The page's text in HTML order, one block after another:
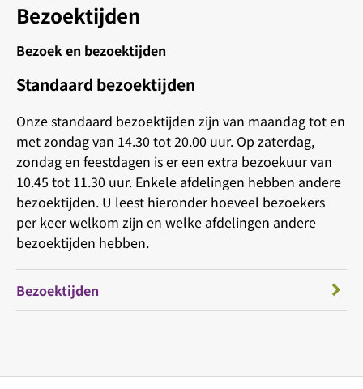
Bezoektijden
Bezoek en bezoektijden
Standaard bezoektijden
Onze standaard bezoektijden zijn van maandag tot en
met zondag van 14.30 tot 20.00 uur. Op zaterdag,
zondag en feestdagen is er een extra bezoekuur van
10.45 tot 11.30 uur. Enkele afdelingen hebben andere
bezoektijden. U leest hieronder hoeveel bezoekers
per keer welkom zijn en welke afdelingen andere
bezoektijden hebben.
Bezoektijden